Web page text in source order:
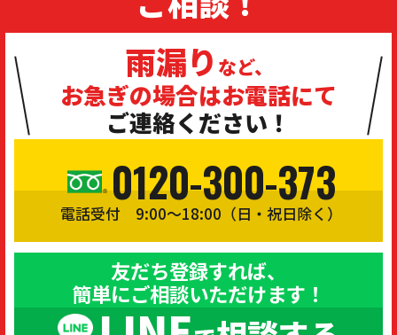
雨漏り など、
お急ぎの場合はお電話にて
ご連絡ください！
0120-300-373
電話受付 9:00〜18:00（日・祝日除く）
友だち登録すれば、
簡単にご相談いただけます！